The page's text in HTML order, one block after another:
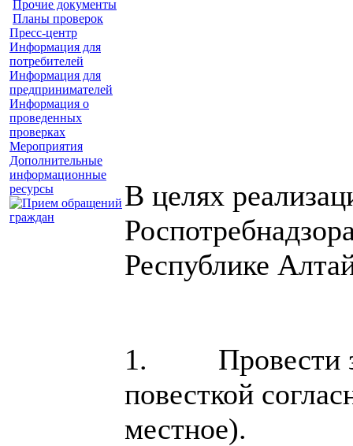
Прочие документы
Планы проверок
Пресс-центр
Информация для
потребителей
Информация для
предпринимателей
Информация о
проведенных
проверках
Мероприятия
Дополнительные
информационные
ресурсы
В целях
Республике
1. Провести
повесткой
местное).